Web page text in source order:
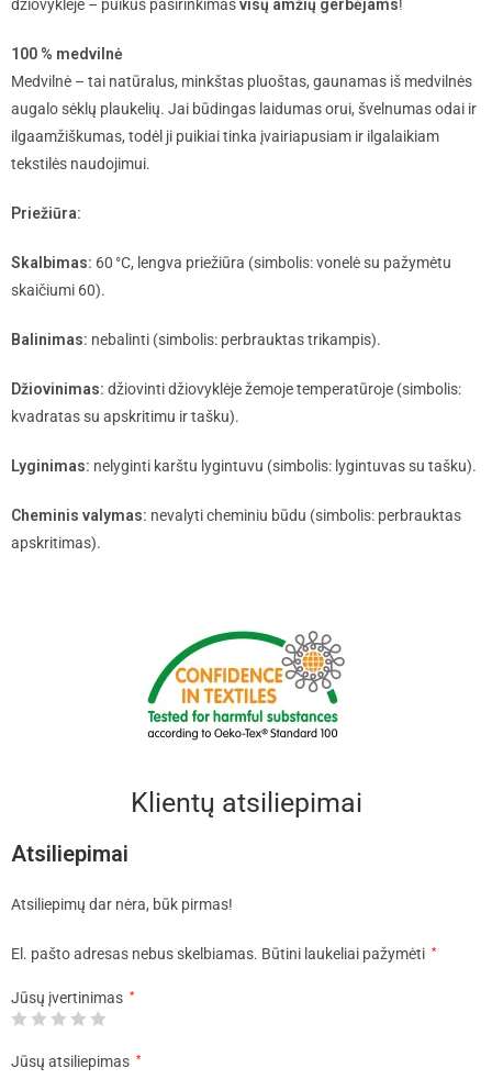
džiovyklėje – puikus pasirinkimasvisų amžių gerbėjams!
100 % medvilnė
Medvilnė – tai natūralus, minkštas pluoštas, gaunamas iš medvilnės
augalo sėklų plaukelių. Jai būdingas laidumas orui, švelnumas odai ir
ilgaamžiškumas, todėl ji puikiai tinka įvairiapusiam ir ilgalaikiam
tekstilės naudojimui.
Priežiūra:
Skalbimas: 60 °C, lengva priežiūra (simbolis: vonelė su pažymėtu
skaičiumi 60).
Balinimas: nebalinti (simbolis: perbrauktas trikampis).
Džiovinimas: džiovinti džiovyklėje žemoje temperatūroje (simbolis:
kvadratas su apskritimu ir tašku).
Lyginimas: nelyginti karštu lygintuvu (simbolis: lygintuvas su tašku).
Cheminis valymas: nevalyti cheminiu būdu (simbolis: perbrauktas
apskritimas).
Klientų atsiliepimai
Atsiliepimai
Atsiliepimų dar nėra, būk pirmas!
El. pašto adresas nebus skelbiamas. Būtini laukeliai pažymėti *
Jūsų įvertinimas *
Jūsų atsiliepimas *